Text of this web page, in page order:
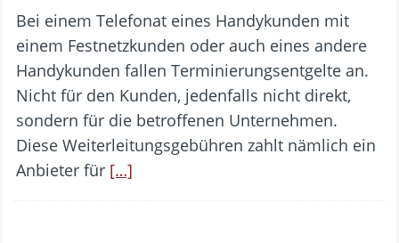
Bei einem Telefonat eines Handykunden mit
einem Festnetzkunden oder auch eines andere
Handykunden fallen Terminierungsentgelte an.
Nicht für den Kunden, jedenfalls nicht direkt,
sondern für die betroffenen Unternehmen.
Diese Weiterleitungsgebühren zahlt nämlich ein
Anbieter für […]